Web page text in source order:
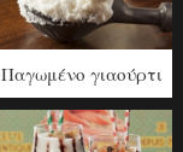
Παγωμένο γιαούρτι